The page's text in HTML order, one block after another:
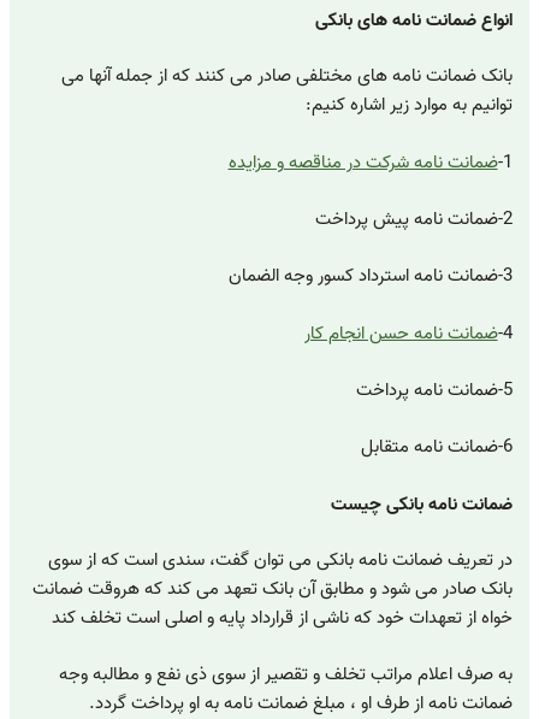
انواع ضمانت نامه های بانکی
بانک ضمانت نامه های مختلفی صادر می کنند که از جمله آنها می
توانیم به موارد زیر اشاره کنیم:
1-ضمانت نامه شرکت در مناقصه و مزایده
2-ضمانت نامه پیش پرداخت
3-ضمانت نامه استرداد کسور وجه الضمان
4-ضمانت نامه حسن انجام کار
5-ضمانت نامه پرداخت
6-ضمانت نامه متقابل
ضمانت نامه بانکی چیست
در تعریف ضمانت نامه بانکی می توان گفت، سندی است که از سوی
بانک صادر می شود و مطابق آن بانک تعهد می کند که هروقت ضمانت
خواه از تعهدات خود که ناشی از قرارداد پایه و اصلی است تخلف کند
به صرف اعلام مراتب تخلف و تقصیر از سوی ذی نفع و مطالبه وجه
ضمانت نامه از طرف او ، مبلغ ضمانت نامه به او پرداخت گردد.